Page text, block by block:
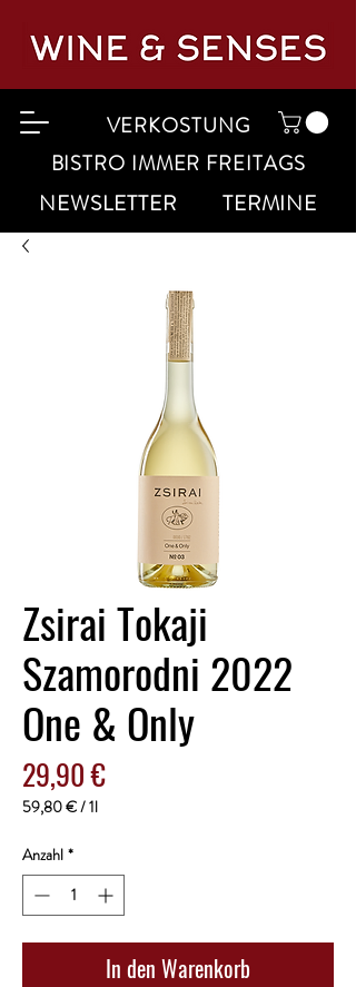
VERKOSTUNG
BISTRO IMMER FREITAGS
NEWSLETTER TERMINE
Zsirai Tokaji
Szamorodni 2022
One & Only
29,90 €Preis
59,80 €/1l
pro
1
Liter
Anzahl *
In den Warenkorb